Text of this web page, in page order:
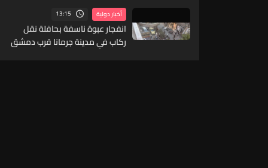
أخبار دولية 13:15
انفجار عبوة ناسفة بحافلة نقل
ركاب في مدينة جرمانا قرب دمشق